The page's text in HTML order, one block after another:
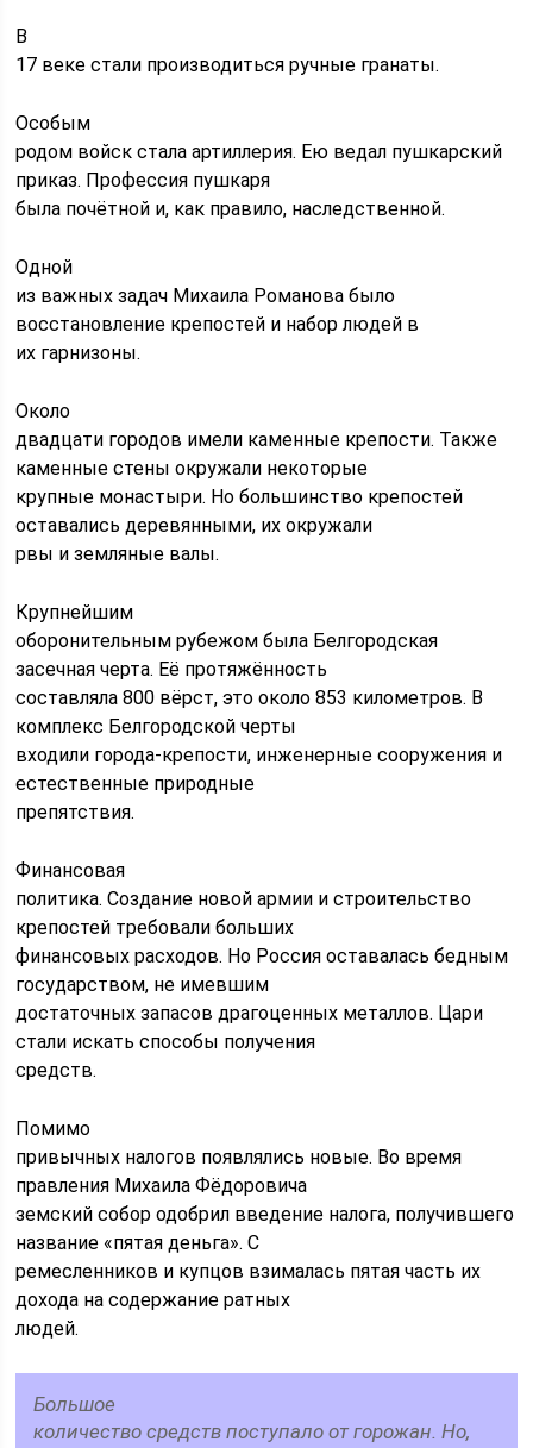
В
17 веке стали производиться ручные гранаты.
Особым
родом войск стала артиллерия. Ею ведал пушкарский
приказ. Профессия пушкаря
была почётной и, как правило, наследственной.
Одной
из важных задач Михаила Романова было
восстановление крепостей и набор людей в
их гарнизоны.
Около
двадцати городов имели каменные крепости. Также
каменные стены окружали некоторые
крупные монастыри. Но большинство крепостей
оставались деревянными, их окружали
рвы и земляные валы.
Крупнейшим
оборонительным рубежом была Белгородская
засечная черта. Её протяжённость
составляла 800 вёрст, это около 853 километров. В
комплекс Белгородской черты
входили города-крепости, инженерные сооружения и
естественные природные
препятствия.
Финансовая
политика. Создание новой армии и строительство
крепостей требовали больших
финансовых расходов. Но Россия оставалась бедным
государством, не имевшим
достаточных запасов драгоценных металлов. Цари
стали искать способы получения
средств.
Помимо
привычных налогов появлялись новые. Во время
правления Михаила Фёдоровича
земский собор одобрил введение налога, получившего
название «пятая деньга». С
ремесленников и купцов взималась пятая часть их
дохода на содержание ратных
людей.
Большое
количество средств поступало от горожан. Но,